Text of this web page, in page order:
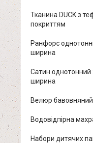
Тканина DUCK з
покриттям
Ранфорс
ширина
Сатин однотонний
ширина
Велюр бавовняний
Водовідпірна
Набори дитячих